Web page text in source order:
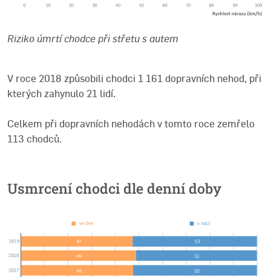
Riziko úmrtí chodce při střetu s autem
V roce 2018 způsobili chodci 1 161 dopravních nehod, při
kterých zahynulo 21 lidí.
Celkem při dopravních nehodách v tomto roce zemřelo
113 chodců.
Usmrcení chodci dle denní doby